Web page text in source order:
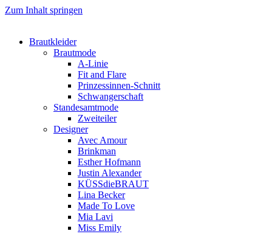
Zum Inhalt springen
Brautkleider
Brautmode
A-Linie
Fit and Flare
Prinzessinnen-Schnitt
Schwangerschaft
Standesamtmode
Zweiteiler
Designer
Avec Amour
Brinkman
Esther Hofmann
Justin Alexander
KÜSSdieBRAUT
Lina Becker
Made To Love
Mia Lavi
Miss Emily